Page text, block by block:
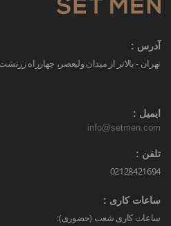
آدرس :
تهران - بالاتر از میدان ولیعصر، چهارراه
ایمیل :
info@setmen.com
تلفن :
02128421694
ساعات کاری :
ساعات کاری شعب (حضوری):